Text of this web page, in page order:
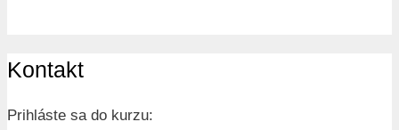
Kontakt
Prihláste sa do kurzu: